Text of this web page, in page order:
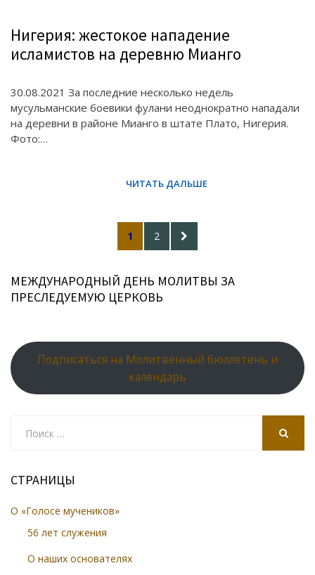
Нигерия: жестокое нападение
исламистов на деревню Мианго
30.08.2021 За последние несколько недель
мусульманские боевики фулани неоднократно нападали
на деревни в районе Мианго в штате Плато, Нигерия.
Фото:…
PAGE
1 PAGE
2
NEXT
PAGE
МЕЖДУНАРОДНЫЙ ДЕНЬ МОЛИТВЫ ЗА
ПРЕСЛЕДУЕМУЮ ЦЕРКОВЬ
Подписаться на Молитвенный бюллетень и
календарь
СТРАНИЦЫ
О «Голосе мучеников»
56 лет служения
О наших основателях